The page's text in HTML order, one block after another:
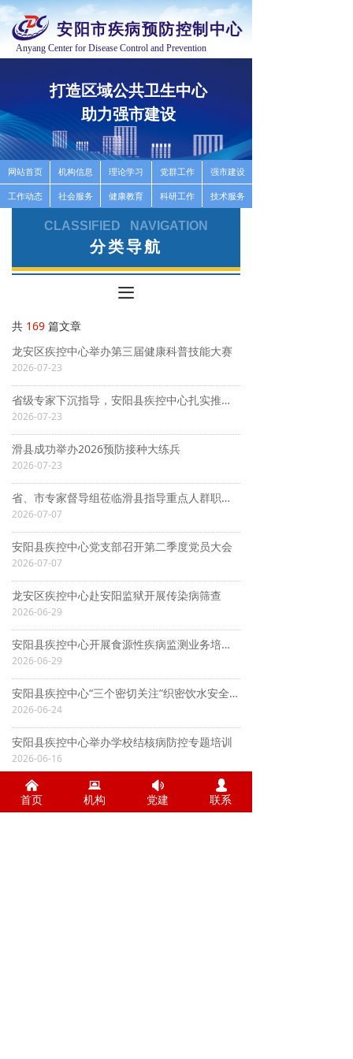
安阳市疾病预防控制中心
Anyang Center for Disease Control and Prevention
按钮
网站首页 机构信息 党群工作
工作动态 社会服务 健康教育 科研工作 技术服务
打造区域公共卫生中心
助力强市建设
强市建设
理论学习
分类导航
CLASSIFIED NAVIGATION
끀
共 169 篇文章
龙安区疾控中心举办第三届健康科普技能大赛
2026-07-23
省级专家下沉指导，安阳县疾控中心扎实推进氟骨症 监测筛查工作
2026-07-23
滑县成功举办2026预防接种大练兵
2026-07-23
省、市专家督导组莅临滑县指导重点人群职业健康素养 调查项目
2026-07-07
安阳县疾控中心党支部召开第二季度党员大会
2026-07-07
龙安区疾控中心赴安阳监狱开展传染病筛查
2026-06-29
安阳县疾控中心开展食源性疾病监测业务培训活动
2026-06-29
安阳县疾控中心“三个密切关注”织密饮水安全防护网
2026-06-24
安阳县疾控中心举办学校结核病防控专题培训
2026-06-16
滑县疾控中心开展结核病知识进校园专题讲座
2026-06-16
낀
首页
뀵
机构
넄
党建
넙
联系